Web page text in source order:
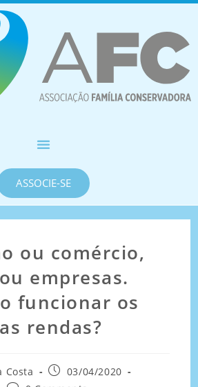
ASSOCIE-SE
ou comércio,
empresas.
funcionar os
rendas?
Costa
03/04/2020